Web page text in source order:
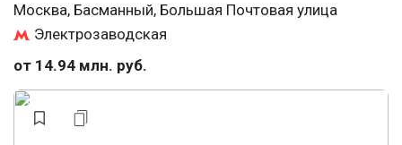
Москва, Басманный, Большая Почтовая улица
Электрозаводская
от 14.94 млн. руб.